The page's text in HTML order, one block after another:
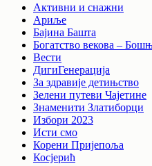
Активни и снажни
Ариље
Бајина Башта
Богатство векова –
Вести
ДигиГенерација
За здравије детињство
Зелени путеви Чајетине
Знаменити Златиборци
Избори 2023
Исти смо
Корени Пријепоља
Косјерић